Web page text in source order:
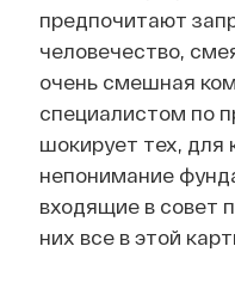
предпочитают
человечество,
очень смешная
специалистом по
шокирует тех, для
непонимание
входящие в совет
них все в этой